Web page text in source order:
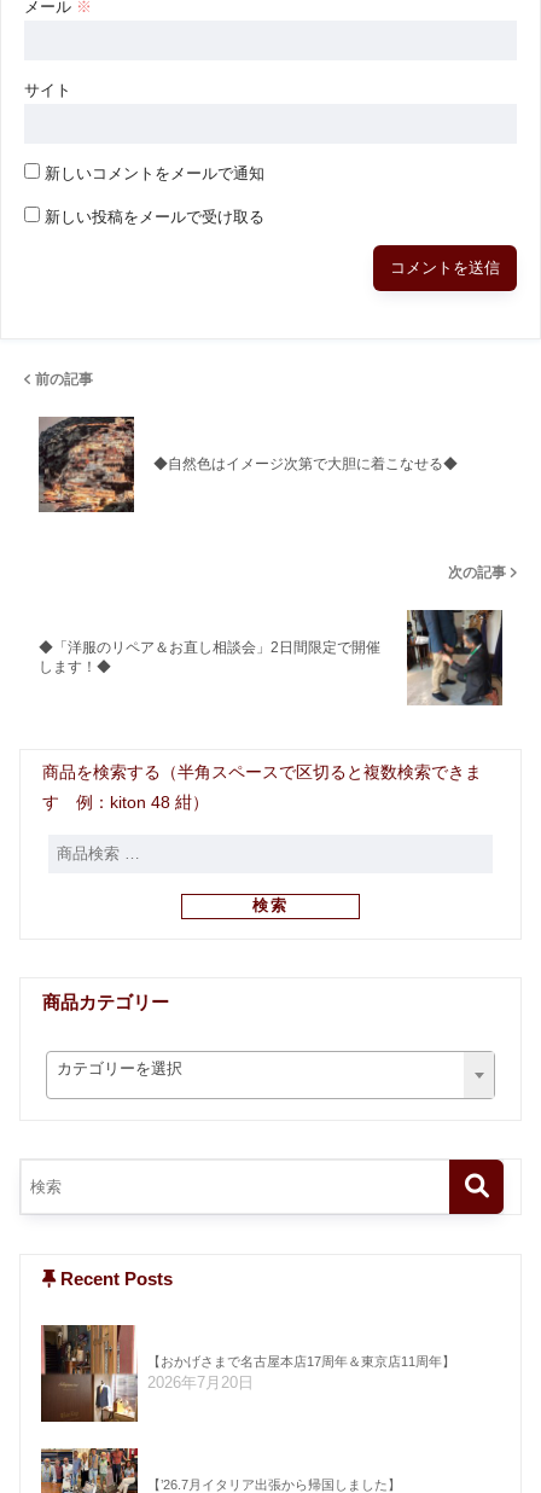
メール ※
サイト
新しいコメントをメールで通知
新しい投稿をメールで受け取る
前の記事
◆自然色はイメージ次第で大胆に着こなせる◆
次の記事
◆「洋服のリペア＆お直し相談会」2日間限定で開催
します！◆
商品を検索する（半角スペースで区切ると複数検索できま
す 例：kiton 48 紺）
検索
商品カテゴリー
カテゴリーを選択
Recent Posts
【おかげさまで名古屋本店17周年＆東京店11周年】
2026年7月20日
【’26.7月イタリア出張から帰国しました】